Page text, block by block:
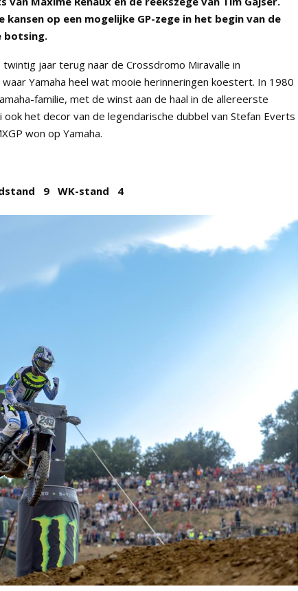
op een mogelijke GP-zege in het begin van de
botsing.
jaar terug naar de Crossdromo Miravalle in
Yamaha heel wat mooie herinneringen koestert. In 1980
familie, met de winst aan de haal in de allereerste
het decor van de legendarische dubbel van Stefan Everts
won op Yamaha.
9 WK-stand 4